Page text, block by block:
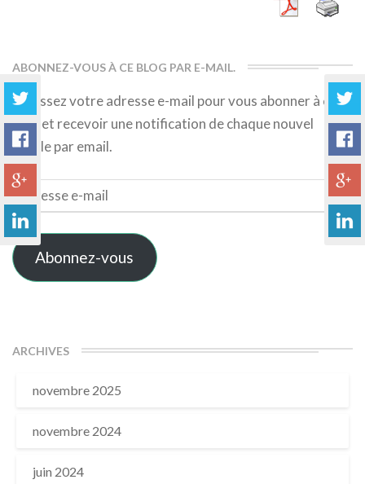
ABONNEZ-VOUS À CE BLOG PAR E-MAIL.
Saisissez votre adresse e-mail pour vous abonner à ce
blog et recevoir une notification de chaque nouvel
article par email.
Adresse
e-
mail
Abonnez-vous
ARCHIVES
novembre 2025
novembre 2024
juin 2024